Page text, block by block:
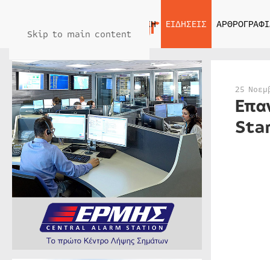
Skip to main content
ΑΡΧΙΚΗ ΕΙΔΗΣΕΙΣ
25